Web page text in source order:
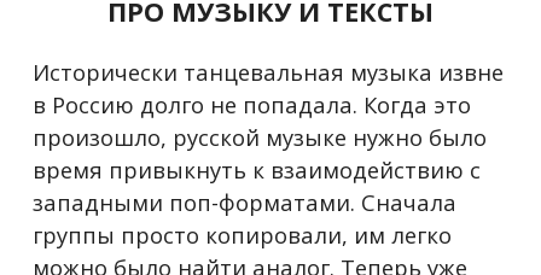
ПРО МУЗЫКУ И ТЕКСТЫ
Исторически танцевальная музыка извне
в Россию долго не попадала. Когда это
произошло, русской музыке нужно было
время привыкнуть к взаимодействию с
западными поп-форматами. Сначала
группы просто копировали, им легко
можно было найти аналог. Теперь уже